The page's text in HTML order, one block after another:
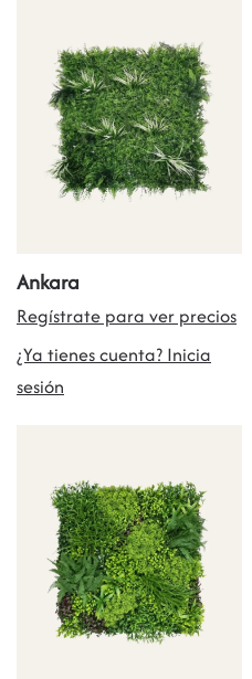
Ankara
Regístrate para ver precios
¿Ya tienes cuenta? Inicia
sesión